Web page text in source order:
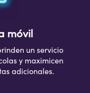
móvil
un servicio
y maximicen
adicionales.